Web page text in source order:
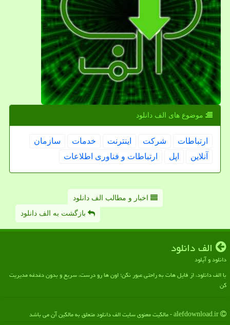
موضوع های الف دانلود
ارتباطات شركت اینترنت خدمات
سازمان
آنلاین
اپل ارتباطات و فناوری اطلاعات
اخبار و مطالب الف دانلود
بازگشت به الف دانلود
الف دانلود
دانلود و آپلود
با الف دانلود، از فایل هات به راحتی عبور نکن؛ اون ها رو درست، سریع و بدون دغدغه مدیریت
کن